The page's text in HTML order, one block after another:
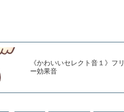
《かわいいセレクト音１》フリ
ー効果音